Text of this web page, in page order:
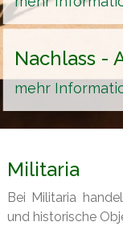
Nachlass -
mehr
Militaria
Bei Militaria
und historische